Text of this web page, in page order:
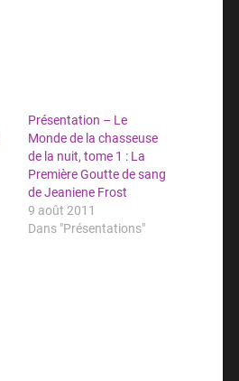
Présentation – Le
Monde de la chasseuse
de la nuit, tome 1 : La
Première Goutte de sang
de Jeaniene Frost
9 août 2011
Dans "Présentations"